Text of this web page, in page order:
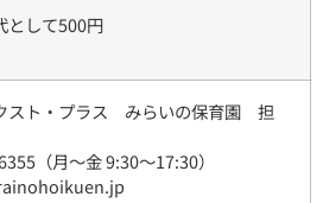
として500円
スト・プラス みらいの保育園 担
（月～金 9:30～17:30）